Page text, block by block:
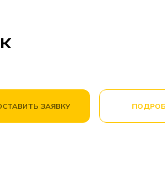
ЗАЯВКУ